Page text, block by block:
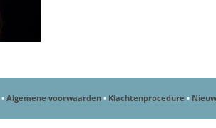
• Algemene voorwaarden • Klachtenprocedure •